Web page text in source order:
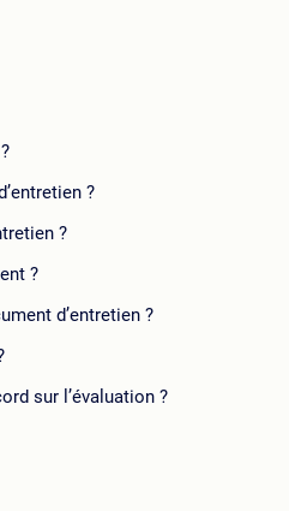
?
?
?
d’entretien ?
sur l’évaluation ?